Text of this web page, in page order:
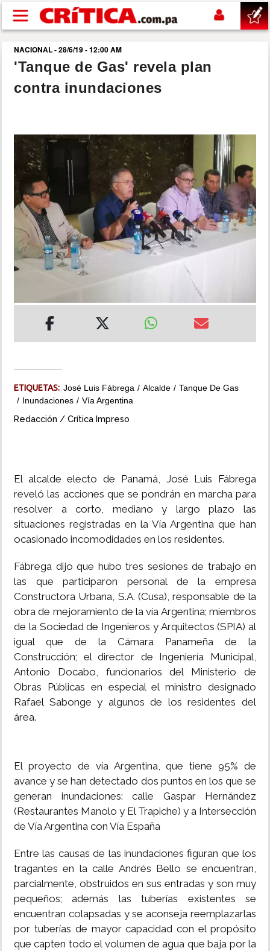
Pasar al contenido principal
buscar
SUCESOS
POLÍTICA
SHOW
DEPORTES
MUNDO
MULTIMEDIA
NACIONAL - 28/6/19 - 12:00 AM
'Tanque de Gas' revela plan
contra inundaciones
ETIQUETAS: José Luis Fábrega Alcalde
Tanque De Gas
Inundaciones
Vía Argentina
Redacción / Crítica Impreso
El alcalde electo de Panamá, José Luis Fábrega
reveló las acciones que se pondrán en marcha para
resolver a corto, mediano y largo plazo las
situaciones registradas en la Vía Argentina que han
ocasionado incomodidades en los residentes.
Fábrega dijo que hubo tres sesiones de trabajo en
las que participaron personal de la empresa
Constructora Urbana, S.A. (Cusa), responsable de la
obra de mejoramiento de la vía Argentina; miembros
de la Sociedad de Ingenieros y Arquitectos (SPIA) al
igual que de la Cámara Panameña de la
Construcción; el director de Ingeniería Municipal,
Antonio Docabo, funcionarios del Ministerio de
Obras Públicas en especial el ministro designado
Rafael Sabonge y algunos de los residentes del
área.
El proyecto de vía Argentina, que tiene 95% de
avance y se han detectado dos puntos en los que se
generan inundaciones: calle Gaspar Hernández
(Restaurantes Manolo y El Trapiche) y a Intersección
de Vía Argentina con Vía España
Entre las causas de las inundaciones figuran que los
tragantes en la calle Andrés Bello se encuentran,
parcialmente, obstruidos en sus entradas y son muy
pequeños; además las tuberías existentes se
encuentran colapsadas y se aconseja reemplazarlas
por tuberías de mayor capacidad con el propósito
que capten todo el volumen de agua que baja por la